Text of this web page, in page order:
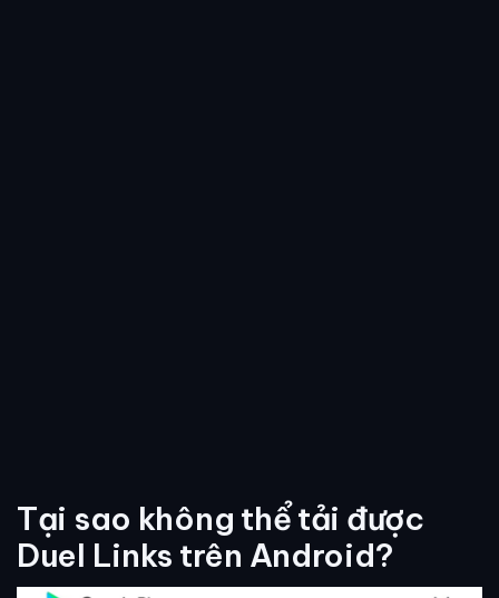
Tại sao không thể tải được
Duel Links trên Android?